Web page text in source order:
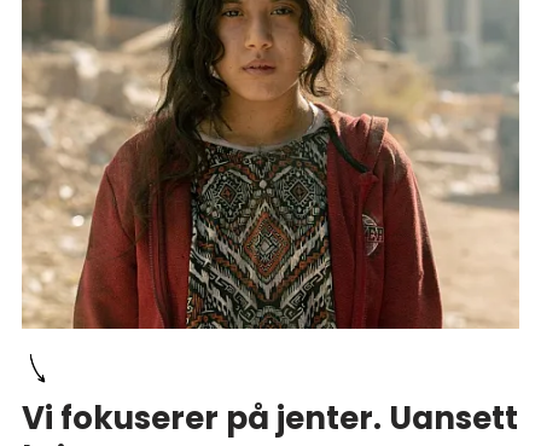
Vi fokuserer på jenter. Uansett